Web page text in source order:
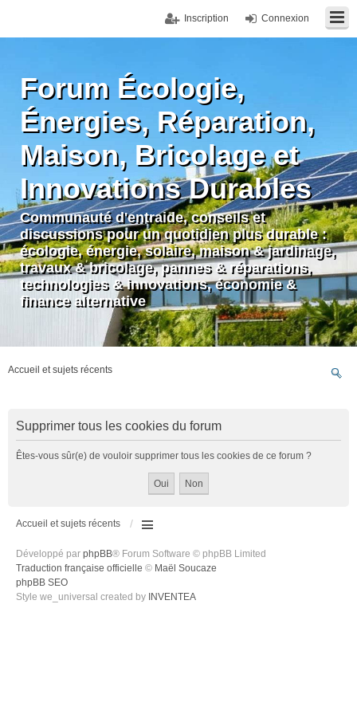
Connexion
Inscription
Forum Écologie,
Énergies, Réparation,
Maison, Bricolage et
Innovations Durables
Communauté d'entraide, conseils et
discussions pour un quotidien plus durable :
écologie, énergie, solaire, maison & jardinage,
travaux & bricolage, pannes & réparations,
technologies & innovations, économie &
finance alternative
Accueil et sujets récents
Supprimer tous les cookies du forum
Êtes-vous sûr(e) de vouloir supprimer tous les cookies de ce forum ?
Accueil et sujets récents
Développé par phpBB® Forum Software © phpBB Limited
Traduction française officielle © Maël Soucaze
phpBB SEO
Style we_universal created by INVENTEA